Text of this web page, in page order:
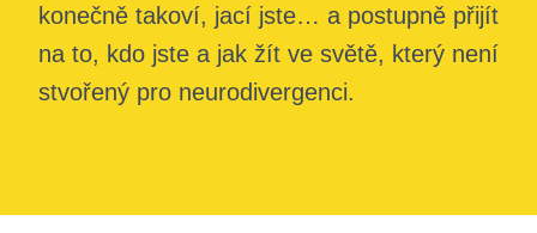
konečně takoví, jací jste… a postupně přijít
na to, kdo jste a jak žít ve světě, který není
stvořený pro neurodivergenci.